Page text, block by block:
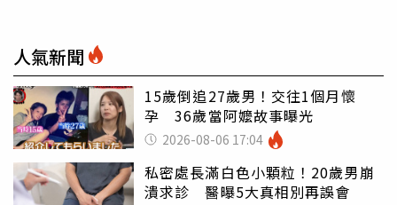
人氣新聞
15歲倒追27歲男！交往1個月懷
孕 36歲當阿嬤故事曝光
2026-08-06 17:04
私密處長滿白色小顆粒！20歲男崩
潰求診 醫曝5大真相別再誤會